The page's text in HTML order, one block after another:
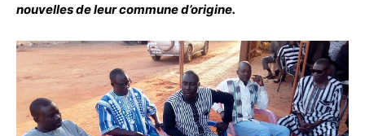
nouvelles de leur commune d’origine.